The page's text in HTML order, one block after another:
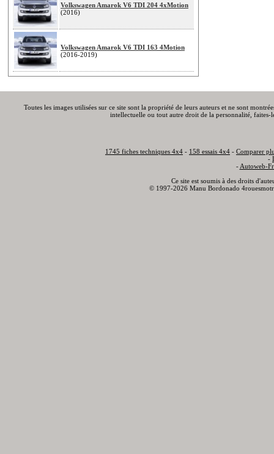
Volkswagen Amarok V6 TDI 204 4xMotion
(2016)
Volkswagen Amarok V6 TDI 163 4Motion
(2016-2019)
Toutes les images utilisées sur ce site sont la propriété de leurs auteurs et ne sont
intellectuelle ou tout autre droit de la personnalité,
1745 fiches techniques 4x4 - 158 essais 4x4 - Comparer
-
- Autoweb-
Ce site est soumis à des droits
© 1997-2026 Manu Bordonado